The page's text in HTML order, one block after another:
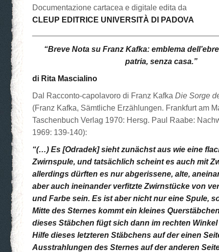
Documentazione cartacea e digitale edita da
CLEUP EDITRICE UNIVERSITÀ DI PADOVA
“Breve Nota su Franz Kafka: emblema
patria, senza casa.”
di Rita Mascialino
Dal Racconto-capolavoro di Franz Kafka Die Sorge
(Franz Kafka, Sämtliche Erzählungen. Frankfurt am
Taschenbuch Verlag 1970: Hersg. Paul Raabe:
1969: 139-140):
“(…) Es [Odradek] sieht zunächst aus wie eine
Zwirnspule, und tatsächlich scheint es auch mit
allerdings dürften es nur abgerissene, alte,
aber auch ineinander verfitzte Zwirnstücke von
und Farbe sein. Es ist aber nicht nur eine Spule,
Mitte des Sternes kommt ein kleines
dieses Stäbchen fügt sich dann im rechten
Hilfe dieses letzteren Stäbchens auf der einen
Ausstrahlungen des Sternes auf der anderen